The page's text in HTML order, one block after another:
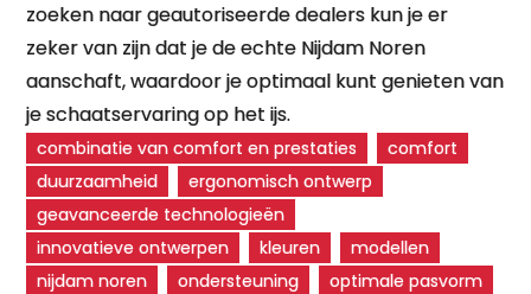
zoeken naar geautoriseerde dealers kun je er
zeker van zijn dat je de echte Nijdam Noren
aanschaft, waardoor je optimaal kunt genieten van
je schaatservaring op het ijs.
combinatie van comfort en prestaties
comfort
duurzaamheid
ergonomisch ontwerp
geavanceerde technologieën
innovatieve ontwerpen
kleuren
modellen
nijdam noren
ondersteuning
optimale pasvorm